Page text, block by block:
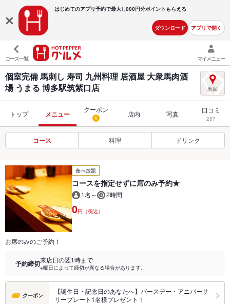
はじめてのアプリ予約で最大1,000円分ポイントもらえる
ダウンロード アプリで開く
コース一覧 マイメニュー
個室完備 馬刺し 寿司 九州料理 居酒屋 大衆馬肉酒
場 うまる 博多駅筑紫口店
トップ メニュー
クーポン
1 店内 写真 口コミ
287
コース 料理 ドリンク
食べ放題
コースを指定せずに席のみ予約★
1名～ 2時間
0円（税込）
お席のみのご予約！
予約締切来店日の翌1時まで
※曜日によって締切が異なる場合があります。
クーポン
【誕生日・記念日のあなたへ】バースデー・アニバーサ
リープレート1名様プレゼント！